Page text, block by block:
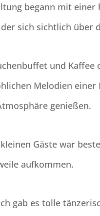
begann mit
sich sichtlich über
und
Melodien
genießen.
Gäste war
aufkommen.
gab es tolle